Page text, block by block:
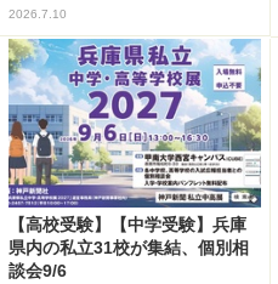
2026.7.10
【高校受験】【中学受験】兵庫
県内の私立31校が集結、個別相
談会9/6